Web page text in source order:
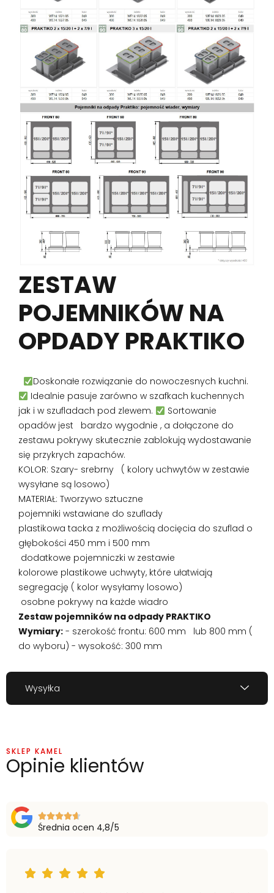
ZESTAW
POJEMNIKÓW NA
OPDADY PRAKTIKO
Doskonałe rozwiązanie do nowoczesnych kuchni.
Idealnie pasuje zarówno w szafkach kuchennych
jak i w szufladach pod zlewem.
Sortowanie
opadów jest bardzo wygodnie , a dołączone do
zestawu pokrywy skutecznie zablokują wydostawanie
się przykrych zapachów.
KOLOR: Szary- srebrny ( kolory uchwytów w zestawie
wysyłane są losowo)
MATERIAŁ: Tworzywo sztuczne
pojemniki wstawiane do szuflady
plastikowa tacka z możliwością docięcia do szuflad o
głębokości 450 mm i 500 mm
dodatkowe pojemniczki w zestawie
kolorowe plastikowe uchwyty, które ułatwiają
segregację ( kolor wysyłamy losowo)
osobne pokrywy na każde wiadro
Zestaw pojemników na odpady PRAKTIKO
Wymiary: - szerokość frontu: 600 mm lub 800 mm (
do wyboru) - wysokość: 300 mm
Wysyłka
SKLEP KAMEL
Opinie klientów
Średnia ocen 4,8/5